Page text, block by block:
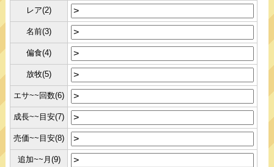
レア(2)
名前(3)
偏食(4)
放牧(5)
エサ~~回数(6)
成長~~目安(7)
売価~~目安(8)
追加~~月(9)